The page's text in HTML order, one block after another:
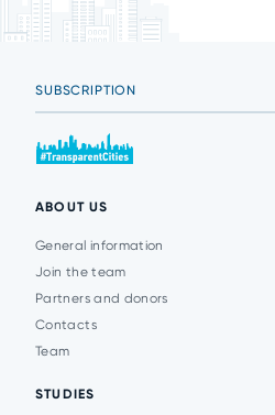
ABOUT US
General information
Join the team
Partners and donors
Contacts
Team
STUDIES